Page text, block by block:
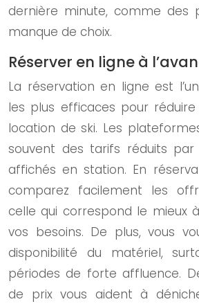
dernière minute, comme des
manque de choix.
Réserver en ligne à
La réservation en ligne est
les plus efficaces pour
location de ski. Les
souvent des tarifs réduits
affichés en station. En
comparez facilement les
celle qui correspond le mieux
vos besoins. De plus, vous
disponibilité du matériel,
périodes de forte affluence.
de prix vous aident à